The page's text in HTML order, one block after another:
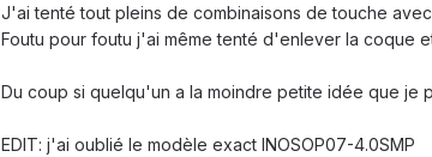
J'ai tenté tout pleins de combinaisons de touche
Foutu pour foutu j'ai même tenté d'enlever la coque
Du coup si quelqu'un a la moindre petite idée que je
EDIT: j'ai oublié le modèle exact INOSOP07-4.0SMP